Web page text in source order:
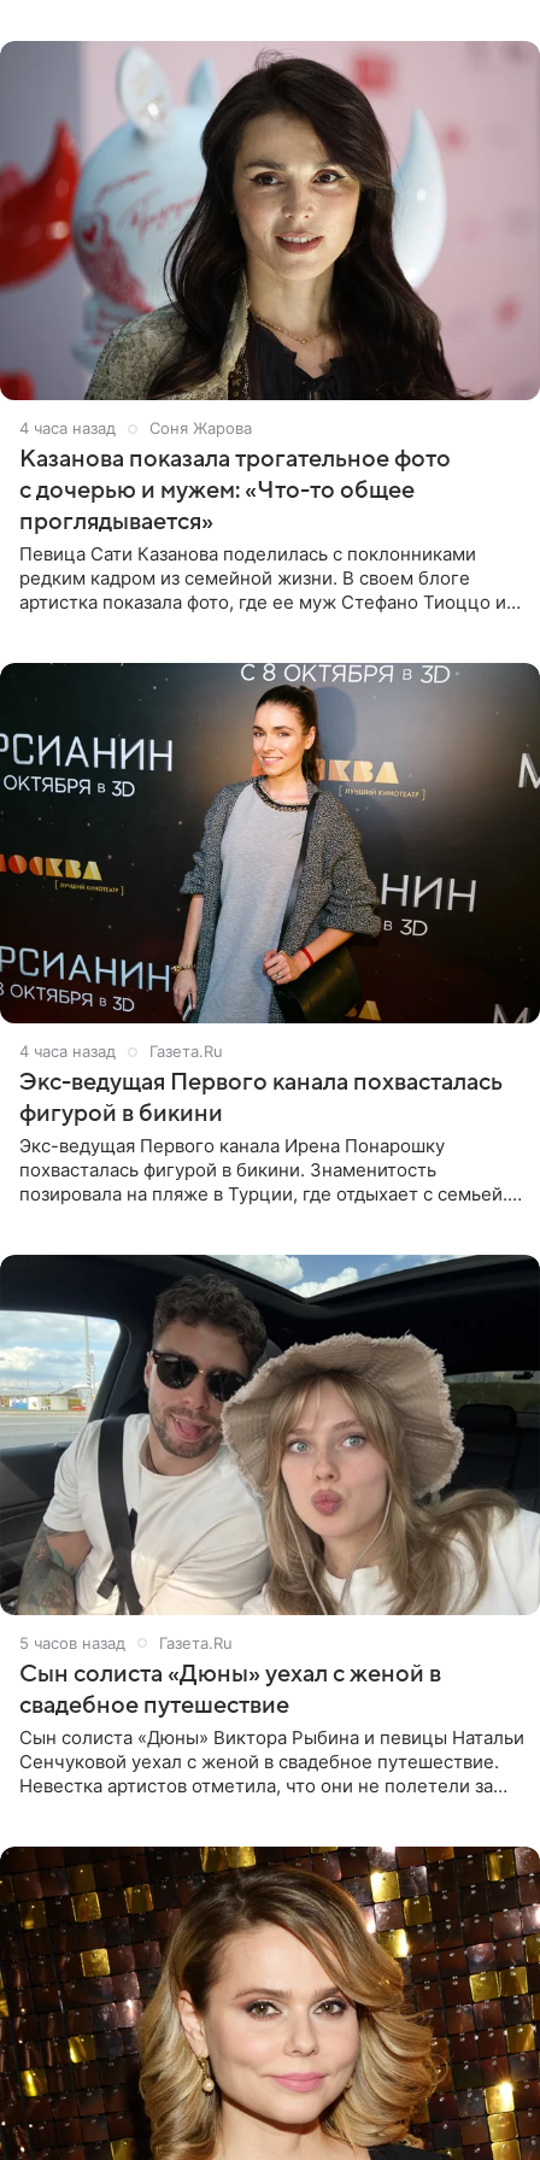
4 часа назад Соня Жарова
Казанова показала трогательное фото
с дочерью и мужем: «Что-то общее
проглядывается»
Певица Сати Казанова поделилась с поклонниками
редким кадром из семейной жизни. В своем блоге
артистка показала фото, где ее муж Стефано Тиоццо и
4 часа назад Газета.Ru
Экс-ведущая Первого канала похвасталась
фигурой в бикини
Экс-ведущая Первого канала Ирена Понарошку
похвасталась фигурой в бикини. Знаменитость
позировала на пляже в Турции, где отдыхает с семьей.
5 часов назад Газета.Ru
Сын солиста «Дюны» уехал с женой в
свадебное путешествие
Сын солиста «Дюны» Виктора Рыбина и певицы Натальи
Сенчуковой уехал с женой в свадебное путешествие.
Невестка артистов отметила, что они не полетели за